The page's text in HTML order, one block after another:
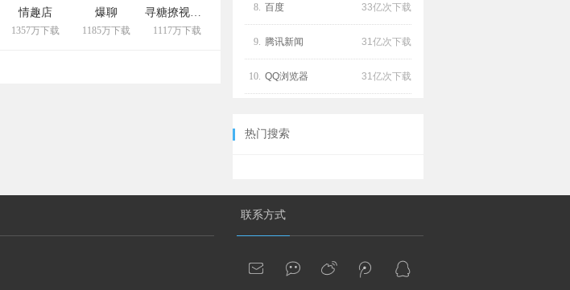
情趣店
1357万下载
爆聊
1185万下载
寻糖撩视频聊天
1117万下载
33亿次下载
8. 百度
31亿次下载
9. 腾讯新闻
31亿次下载
10. QQ浏览器
热门搜索
联系方式